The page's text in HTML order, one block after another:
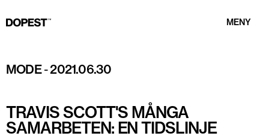
MENY
MODE-2021.06.30
TRAVIS SCOTT'S MÅNGA
SAMARBETEN: EN TIDSLINJE